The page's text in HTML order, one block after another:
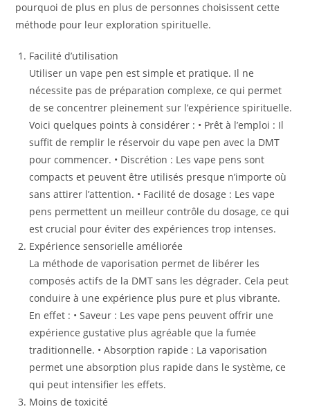
pourquoi de plus en plus de personnes choisissent cette
méthode pour leur exploration spirituelle.
Facilité d’utilisation
Utiliser un vape pen est simple et pratique. Il ne
nécessite pas de préparation complexe, ce qui permet
de se concentrer pleinement sur l’expérience spirituelle.
Voici quelques points à considérer : • Prêt à l’emploi : Il
suffit de remplir le réservoir du vape pen avec la DMT
pour commencer. • Discrétion : Les vape pens sont
compacts et peuvent être utilisés presque n’importe où
sans attirer l’attention. • Facilité de dosage : Les vape
pens permettent un meilleur contrôle du dosage, ce qui
est crucial pour éviter des expériences trop intenses.
Expérience sensorielle améliorée
La méthode de vaporisation permet de libérer les
composés actifs de la DMT sans les dégrader. Cela peut
conduire à une expérience plus pure et plus vibrante.
En effet : • Saveur : Les vape pens peuvent offrir une
expérience gustative plus agréable que la fumée
traditionnelle. • Absorption rapide : La vaporisation
permet une absorption plus rapide dans le système, ce
qui peut intensifier les effets.
Moins de toxicité